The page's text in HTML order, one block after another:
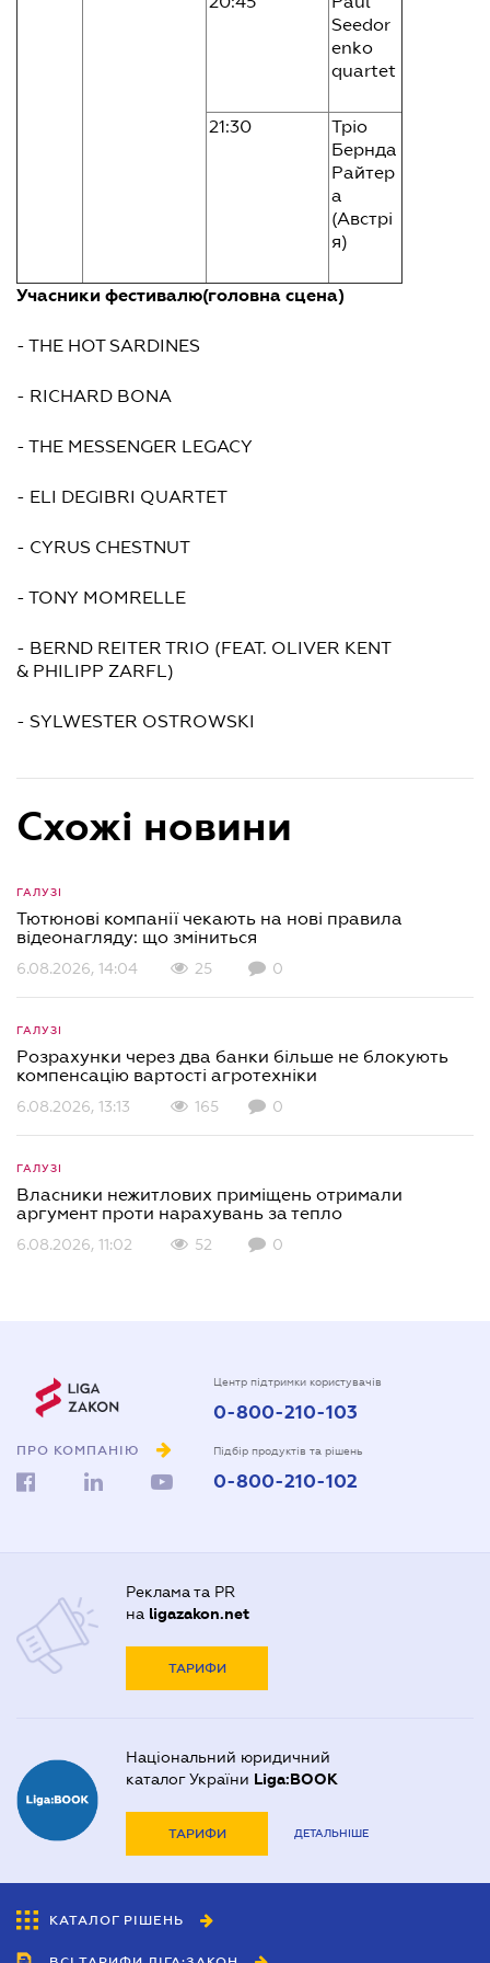
Seedor
enko
quartet
21:30
Тріо
Бернда
Райтер
а
(Австрі
я)
Учасники фестивалю(головна сцена)
- THE HOT SARDINES
- RICHARD BONA
- THE MESSENGER LEGACY
- ELI DEGIBRI QUARTET
- CYRUS CHESTNUT
- TONY MOMRELLE
- BERND REITER TRIO (FEAT. OLIVER KENT
& PHILIPP ZARFL)
- SYLWESTER OSTROWSKI
Схожі новини
ГАЛУЗІ
Тютюнові компанії чекають на нові правила
відеонагляду: що зміниться
6.08.2026, 14:04 25 0
ГАЛУЗІ
Розрахунки через два банки більше не блокують
компенсацію вартості агротехніки
6.08.2026, 13:13 165 0
ГАЛУЗІ
Власники нежитлових приміщень отримали
аргумент проти нарахувань за тепло
6.08.2026, 11:02 52 0
ПРО КОМПАНІЮ
Центр підтримки користувачів
0-800-210-103
Підбір продуктів та рішень
0-800-210-102
Реклама та PR
на ligazakon.net
ТАРИФИ
Національний юридичний
каталог України Liga:BOOK
ТАРИФИ ДЕТАЛЬНІШЕ
КАТАЛОГ РІШЕНЬ